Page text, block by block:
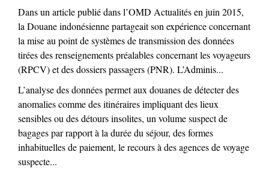
Dans un article publié dans l’OMD Actualités en juin 2015,
la Douane indonésienne partageait son expérience concernant
la mise au point de systèmes de transmission des données
tirées des renseignements préalables concernant les voyageurs
(RPCV) et des dossiers passagers (PNR). L’Adminis...
L’analyse des données permet aux douanes de détecter des
anomalies comme des itinéraires impliquant des lieux
sensibles ou des détours insolites, un volume suspect de
bagages par rapport à la durée du séjour, des formes
inhabituelles de paiement, le recours à des agences de voyage
suspecte...